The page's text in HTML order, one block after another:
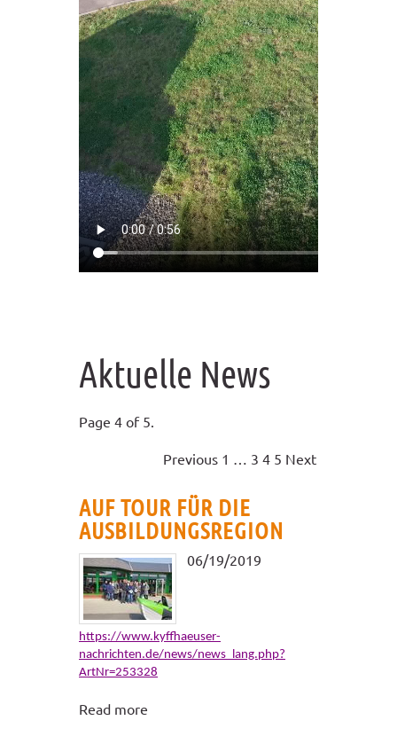
Aktuelle News
Page 4 of 5.
Previous 1 3 4 5 Next
AUF TOUR FÜR DIE
AUSBILDUNGSREGION
06/19/2019
https://www.kyffhaeuser-
nachrichten.de/news/news_lang.php?
ArtNr=253328
Read more